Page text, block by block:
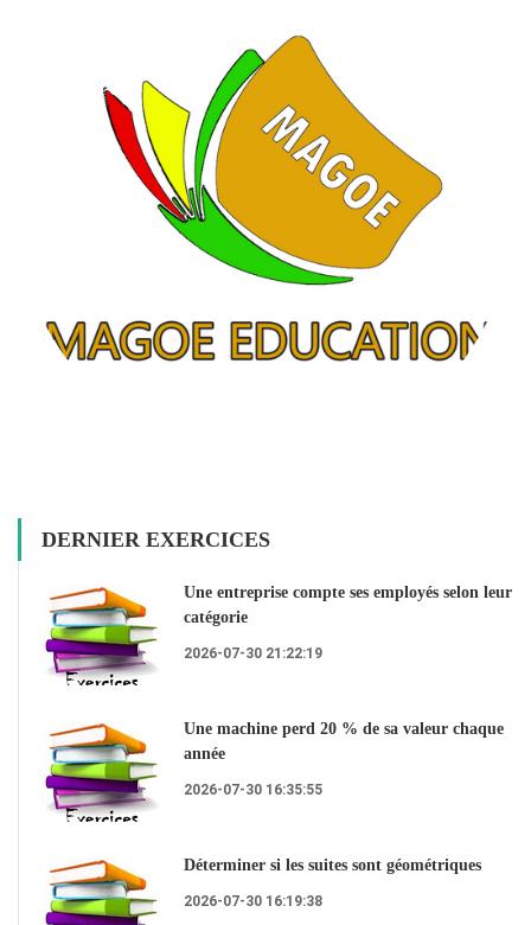
DERNIER EXERCICES
Une entreprise compte ses employés selon leur
catégorie
2026-07-30 21:22:19
Une machine perd 20 % de sa valeur chaque
année
2026-07-30 16:35:55
Déterminer si les suites sont géométriques
2026-07-30 16:19:38